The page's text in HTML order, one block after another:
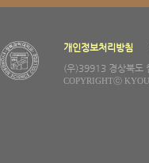
개인정보처리방침
(우)39913 경상북도
COPYRIGHTⓒ